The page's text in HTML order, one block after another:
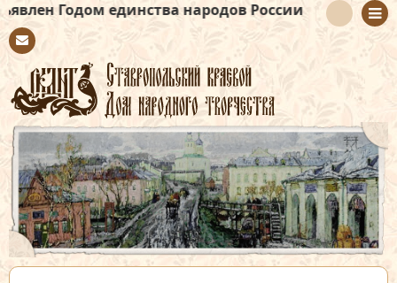
народов России
tact